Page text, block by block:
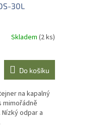
30L
Skladem (2 ks)
Do košíku
na kapalný
mimořádně
odpar a